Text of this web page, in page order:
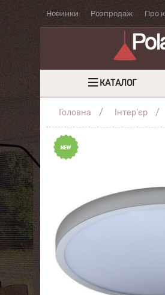
Новинки Розпродаж Про
КАТАЛОГ
Головна Інтер'єр